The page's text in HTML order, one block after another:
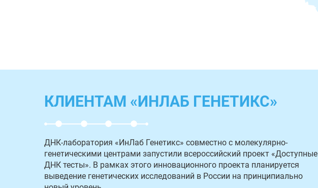
КЛИЕНТАМ «ИНЛАБ ГЕНЕТИКС»
ДНК-лаборатория «ИнЛаб Генетикс» совместно с молекулярно-
генетическими центрами запустили всероссийский проект «Доступные
ДНК тесты». В рамках этого инновационного проекта планируется
выведение генетических исследований в России на принципиально